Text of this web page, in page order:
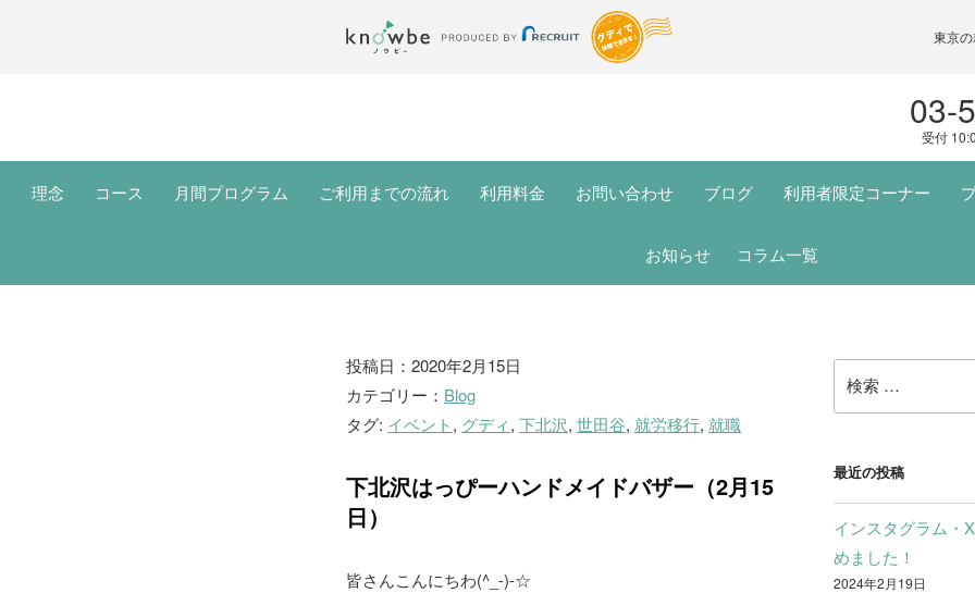
東京
03-
受付
理念 コース 月間プログラム ご利用までの流れ 利用料金 お問い合わせ ブログ 利用者限定コーナー
お知らせ コラム一覧
ブ
ロ
グ
投稿日：2020年2月15日
カテゴリー： Blog
タグ: イベント, グディ, 下北沢, 世田谷, 就労移行, 就職
下北沢はっぴーハンドメイドバザー（2月15
日）
皆さんこんにちわ(^_-)-☆
索:
最近の投稿
インスタグラム・
めました！
2024年2月19日